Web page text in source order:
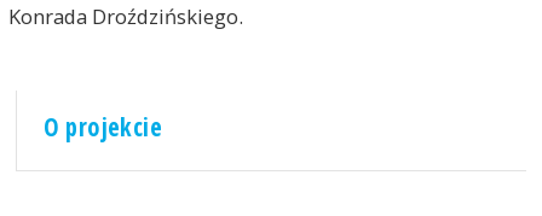
Konrada Droździńskiego.
O projekcie